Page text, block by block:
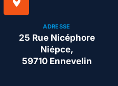
ADRESSE
25 Rue Nicéphore
Niépce,
59710 Ennevelin